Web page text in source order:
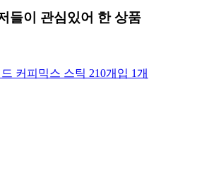
들이 관심있어 한 상품
커피믹스 스틱 210개입 1개